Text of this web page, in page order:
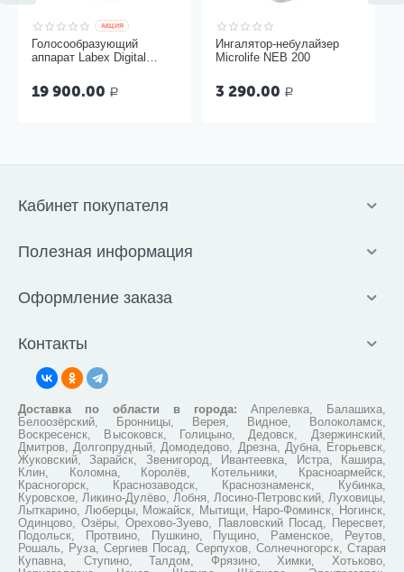
AКЦИЯ
Голосообразующий
аппарат Labex Digital
корпус
19 900.00 Р
Ингалятор-небулайзер
Microlife NEB 200
3 290.00 Р
Кабинет покупателя
Полезная информация
Оформление заказа
Контакты
Доставка по области в города: Апрелевка, Балашиха,
Белоозёрский, Бронницы, Верея, Видное, Волоколамск,
Воскресенск, Высоковск, Голицыно, Дедовск, Дзержинский,
Дмитров, Долгопрудный, Домодедово, Дрезна, Дубна, Егорьевск,
Жуковский, Зарайск, Звенигород, Ивантеевка, Истра, Кашира,
Клин, Коломна, Королёв, Котельники, Красноармейск,
Красногорск, Краснозаводск, Краснознаменск, Кубинка,
Куровское, Ликино-Дулёво, Лобня, Лосино-Петровский, Луховицы,
Лыткарино, Люберцы, Можайск, Мытищи, Наро-Фоминск, Ногинск,
Одинцово, Озёры, Орехово-Зуево, Павловский Посад, Пересвет,
Подольск, Протвино, Пушкино, Пущино, Раменское, Реутов,
Рошаль, Руза, Сергиев Посад, Серпухов, Солнечногорск, Старая
Купавна, Ступино, Талдом, Фрязино, Химки, Хотьково,